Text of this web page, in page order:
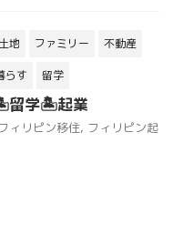
地 ファミリー 不動産
らす 留学
留学🏝起業
ィリピン移住, フィリピン起